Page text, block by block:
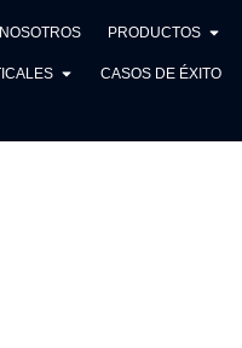
NOSOTROS PRODUCTOS
CASOS DE ÉXITO